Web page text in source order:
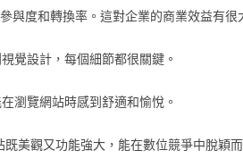
與度和轉換率。這對企業的商業效益有很
覺設計，每個細節都很關鍵。
瀏覽網站時感到舒適和愉悅。
美觀又功能強大，能在數位競爭中脫穎